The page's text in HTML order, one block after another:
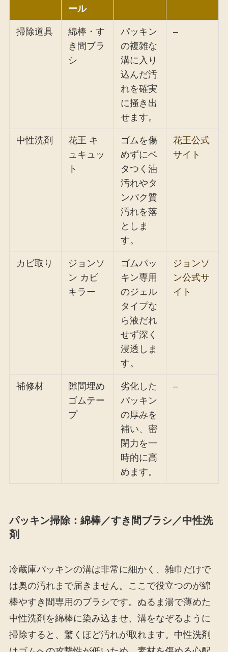
ール
掃除道具
綿棒・す
き間ブラ
シ
パッキン
の複雑な
溝に入り
込んだ汚
れを確実
に掻き出
せます。
–
中性洗剤
花王 キ
ュキュッ
ト
ゴムを傷
めずにベ
タつく油
汚れやタ
ンパク質
汚れを落
としま
す。
花王公式
サイト
カビ取り
ジョンソ
ン カビ
キラー
ゴムパッ
キン専用
のジェル
タイプな
ら液だれ
せず深く
浸透しま
す。
ジョンソ
ン公式サ
イト
補修材
隙間埋め
ゴムテー
プ
劣化した
パッキン
の厚みを
補い、密
閉力を一
時的に高
めます。
–
パッキン掃除：綿棒／すき間ブラシ／中性洗
剤
冷蔵庫パッキンの溝は非常に細かく、雑巾だけで
は奥の汚れまで届きません。ここで役立つのが綿
棒やすき間専用のブラシです。ぬるま湯で薄めた
中性洗剤を綿棒に染み込ませ、溝をなぞるように
掃除すると、驚くほど汚れが取れます。中性洗剤